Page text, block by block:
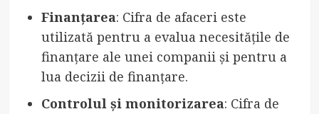
Finanțarea: Cifra de afaceri este
utilizată pentru a evalua necesitățile de
finanțare ale unei companii și pentru a
lua decizii de finanțare.
Controlul și monitorizarea: Cifra de